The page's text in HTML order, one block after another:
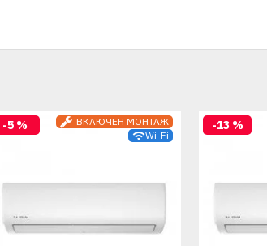
ВКЛЮЧЕН МОНТАЖ
Wi-Fi
-5 % -13 %